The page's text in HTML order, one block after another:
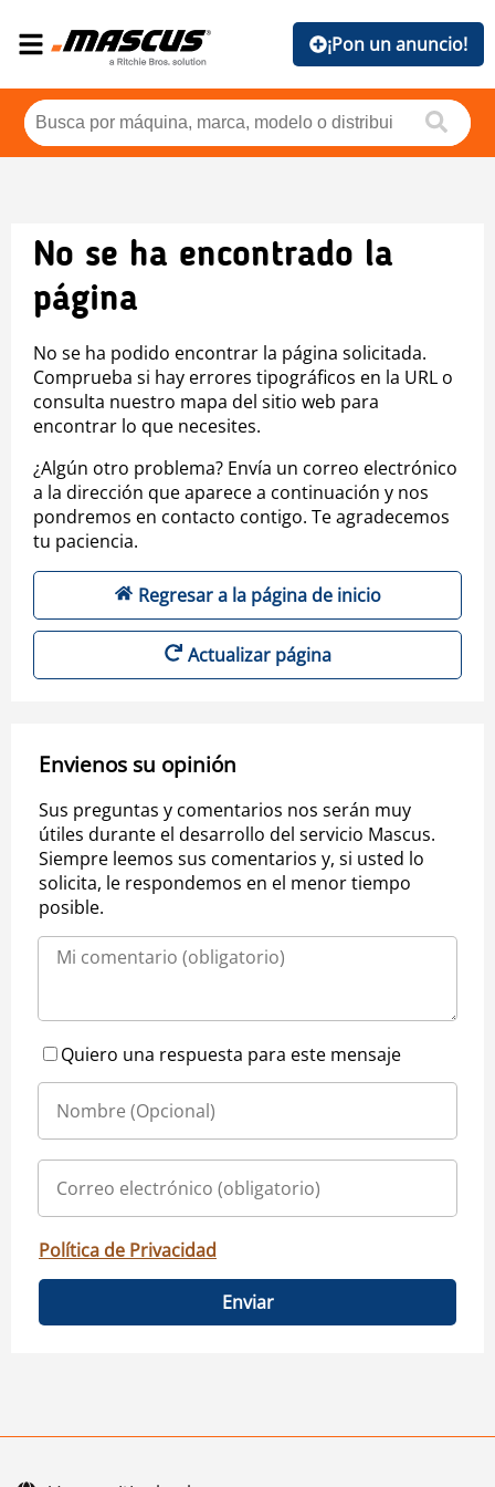
¡Pon un anuncio!
No se ha encontrado la
página
No se ha podido encontrar la página solicitada.
Comprueba si hay errores tipográficos en la URL o
consulta nuestro mapa del sitio web para
encontrar lo que necesites.
¿Algún otro problema? Envía un correo electrónico
a la dirección que aparece a continuación y nos
pondremos en contacto contigo. Te agradecemos
tu paciencia.
Regresar a la página de inicio
Actualizar página
Envienos su opinión
Sus preguntas y comentarios nos serán muy
útiles durante el desarrollo del servicio Mascus.
Siempre leemos sus comentarios y, si usted lo
solicita, le respondemos en el menor tiempo
posible.
Quiero una respuesta para este mensaje
Política de Privacidad
Enviar